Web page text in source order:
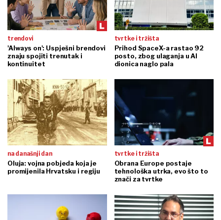
trendovi
'Always on': Uspješni brendovi
znaju spojiti trenutak i
kontinuitet
tvrtke i tržišta
Prihod SpaceX-a rastao 92
posto, zbog ulaganja u AI
dionica naglo pala
na današnji dan
Oluja: vojna pobjeda koja je
promijenila Hrvatsku i regiju
tvrtke i tržišta
Obrana Europe postaje
tehnološka utrka, evo što to
znači za tvrtke